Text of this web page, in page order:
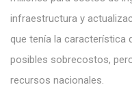
infraestructura y
que tenía la característica
posibles sobrecostos,
recursos nacionales.